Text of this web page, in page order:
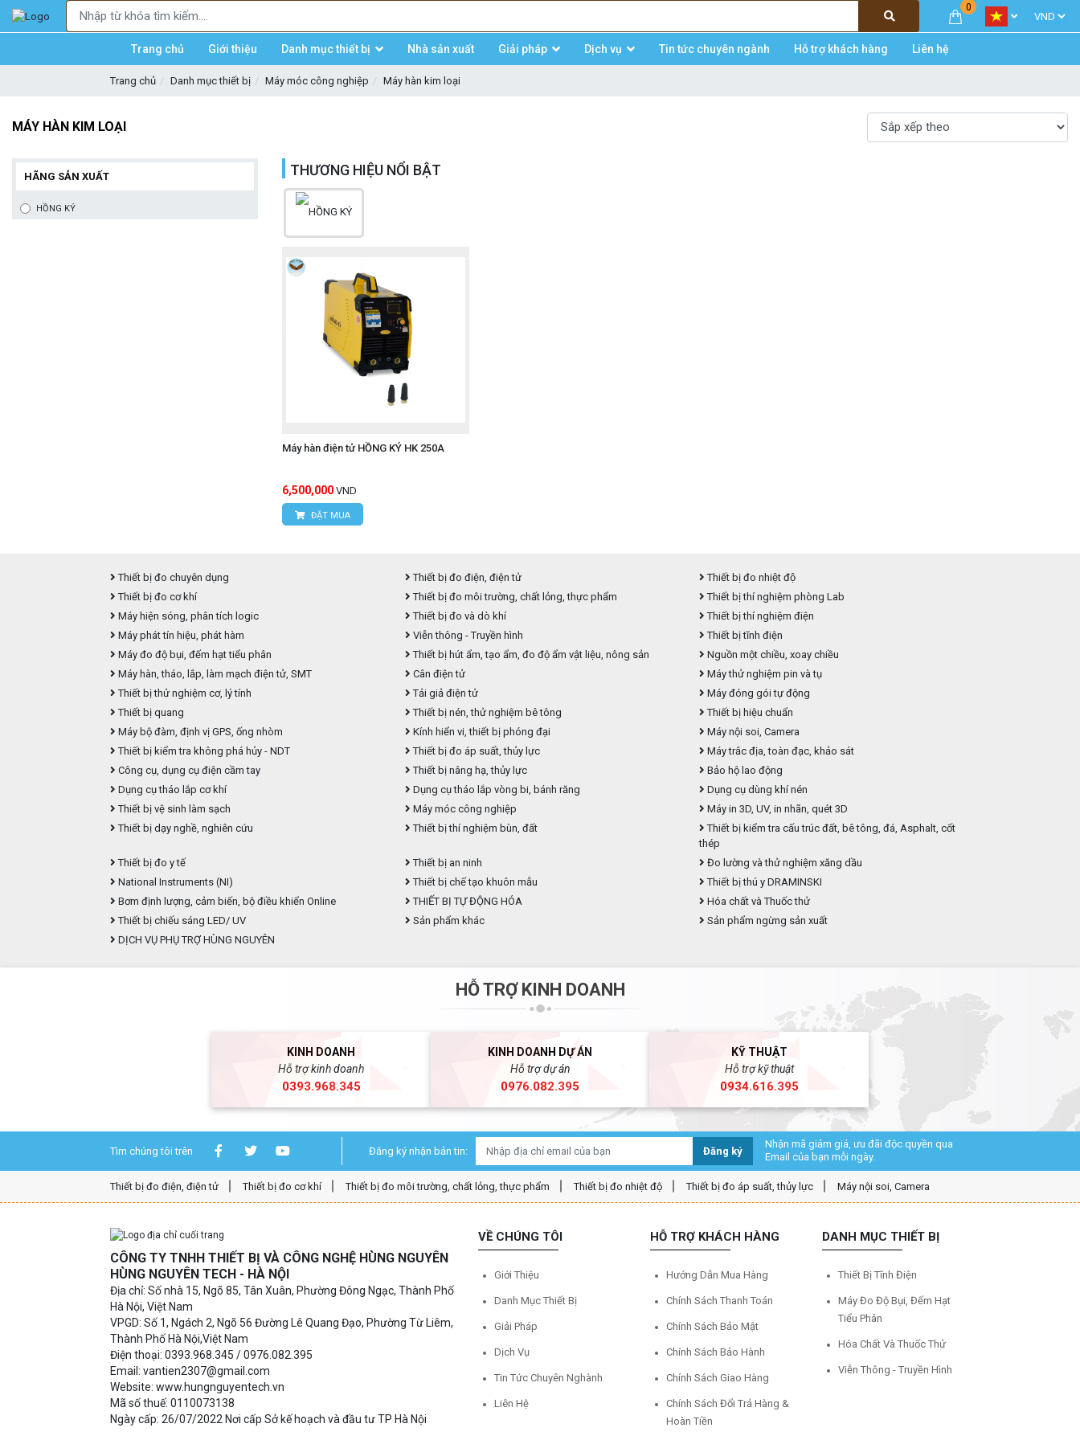
0
Trang chủ Giới thiệu Danh mục thiết bị Nhà sản xuất Giải pháp Dịch vụ Tin tức chuyên ngành Hỗ trợ khách hàng Liên hệ
Trang chủ Danh mục thiết bị Máy móc công nghiệp Máy hàn kim loại
MÁY HÀN KIM LOẠI
THƯƠNG HIỆU NỔI BẬT
Máy hàn điện tử HỒNG KÝ HK 250A
6,500,000 VND
ĐẶT MUA
HÃNG SẢN XUẤT
HỒNG KÝ
Thiết bị đo chuyên dụng Thiết bị đo điện, điện tử
Thiết bị đo nhiệt độ
Thiết bị đo cơ khí
Thiết bị đo môi trường, chất lỏng, thực phẩm
Thiết bị thí nghiệm phòng Lab
Máy hiện sóng, phân tích logic
Thiết bị đo và dò khí
Thiết bị thí nghiệm điện
Máy phát tín hiệu, phát hàm
Viễn thông - Truyền hình
Thiết bị tĩnh điện
Máy đo độ bụi, đếm hạt tiểu phân
Thiết bị hút ẩm, tạo ẩm, đo độ ẩm vật liệu, nông sản
Nguồn một chiều, xoay chiều
Máy hàn, tháo, lắp, làm mạch điện tử, SMT
Cân điện tử
Máy thử nghiệm pin và tụ
Thiết bị thử nghiệm cơ, lý tính
Tải giả điện tử
Máy đóng gói tự động
Thiết bị quang
Thiết bị nén, thử nghiệm bê tông
Thiết bị hiệu chuẩn
Máy bộ đàm, định vị GPS, ống nhòm
Kính hiển vi, thiết bị phóng đại
Máy nội soi, Camera
Thiết bị kiểm tra không phá hủy - NDT
Thiết bị đo áp suất, thủy lực
Máy trắc địa, toàn đạc, khảo sát
Công cụ, dụng cụ điện cầm tay
Thiết bị nâng hạ, thủy lực
Bảo hộ lao động
Dụng cụ tháo lắp cơ khí
Dụng cụ tháo lắp vòng bi, bánh răng
Dụng cụ dùng khí nén
Thiết bị vệ sinh làm sạch
Máy móc công nghiệp
Máy in 3D, UV, in nhãn, quét 3D
Thiết bị dạy nghề, nghiên cứu
Thiết bị thí nghiệm bùn, đất
Thiết bị kiểm tra cấu trúc đất, bê tông, đá, Asphalt, cốt
thép
Thiết bị đo y tế
Thiết bị an ninh
Đo lường và thử nghiệm xăng dầu
National Instruments (NI)
Thiết bị chế tạo khuôn mẫu
Thiết bị thú y DRAMINSKI
Bơm định lượng, cảm biến, bộ điều khiển Online
THIẾT BỊ TỰ ĐỘNG HÓA
Hóa chất và Thuốc thử
Thiết bị chiếu sáng LED/ UV
Sản phẩm khác
Sản phẩm ngừng sản xuất
DỊCH VỤ PHỤ TRỢ HÙNG NGUYÊN
HỖ TRỢ KINH DOANH
KINH DOANH
Hỗ trợ kinh doanh
0393.968.345
KINH DOANH DỰ ÁN
Hỗ trợ dự án
0976.082.395
KỸ THUẬT
Hỗ trợ kỹ thuật
0934.616.395
Tìm chúng tôi trên Đăng ký nhận bản tin: Đăng ký
Nhận mã giảm giá, ưu đãi độc quyền qua
Email của bạn mỗi ngày.
Thiết bị đo điện, điện tử Thiết bị đo cơ khí Thiết bị đo môi trường, chất lỏng, thực phẩm Thiết bị đo nhiệt độ Thiết bị đo áp suất, thủy lực Máy nội soi, Camera
CÔNG TY TNHH THIẾT BỊ VÀ CÔNG NGHỆ HÙNG NGUYÊN
HÙNG NGUYÊN TECH - HÀ NỘI
Địa chỉ: Số nhà 15, Ngõ 85, Tân Xuân, Phường Đông Ngạc, Thành Phố
Hà Nội, Việt Nam
VPGD: Số 1, Ngách 2, Ngõ 56 Đường Lê Quang Đạo, Phường Từ Liêm,
Thành Phố Hà Nội,Việt Nam
Điện thoại: 0393.968.345 / 0976.082.395
Email: vantien2307@gmail.com
Website: www.hungnguyentech.vn
Mã số thuế: 0110073138
Ngày cấp: 26/07/2022 Nơi cấp Sở kế hoạch và đầu tư TP Hà Nội
VỀ CHÚNG TÔI
Giới Thiệu
Danh Mục Thiết Bị
Giải Pháp
Dịch Vụ
Tin Tức Chuyên Nghành
Liên Hệ
HỖ TRỢ KHÁCH HÀNG
Hướng Dẫn Mua Hàng
Chính Sách Thanh Toán
Chính Sách Bảo Mật
Chính Sách Bảo Hành
Chính Sách Giao Hàng
Chính Sách Đổi Trả Hàng &
Hoàn Tiền
DANH MỤC THIẾT BỊ
Thiết Bị Tĩnh Điện
Máy Đo Độ Bụi, Đếm Hạt
Tiểu Phân
Hóa Chất Và Thuốc Thử
Viễn Thông - Truyền Hình